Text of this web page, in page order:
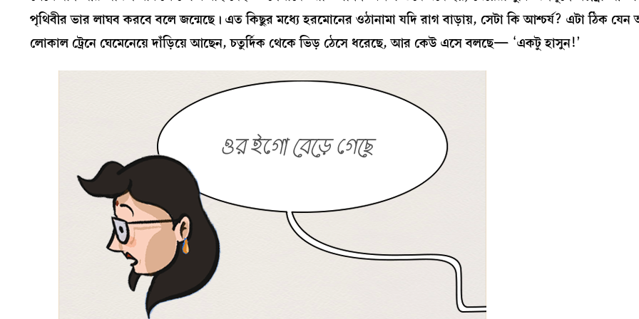
পৃথিবীর ভার লাঘব করবে বলে জন্মেছে। এত কিছুর মধ্যে হরমোনের ওঠানামা যদি রাগ বাড়ায়, সেটা কি আশ্চর্য? এটা ঠিক
লোকাল ট্রেনে ঘেমেনেয়ে দাঁড়িয়ে আছেন, চতুর্দিক থেকে ভিড় ঠেসে ধরেছে, আর কেউ এসে বলছে— ‘একটু হাসুন!’